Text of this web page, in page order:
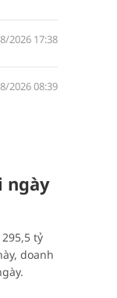
2026 17:38
2026 08:39
ngày
tỷ
doanh